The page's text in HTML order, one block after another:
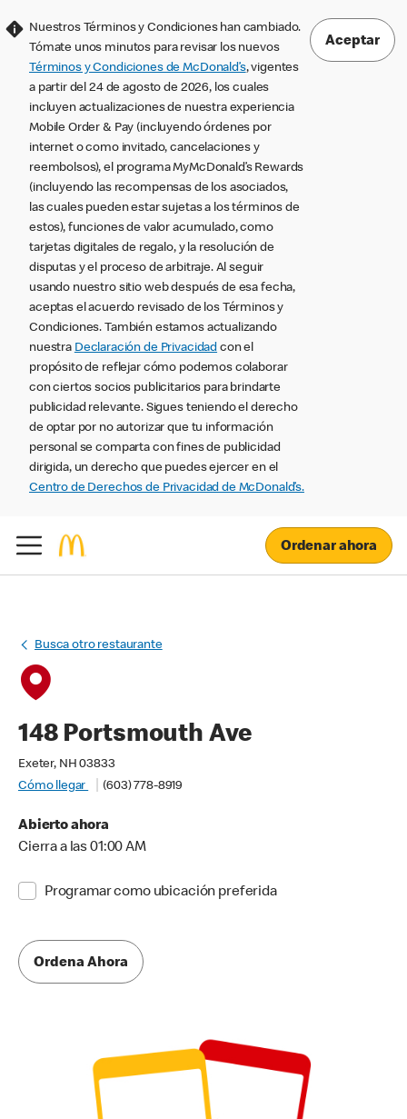
Nuestros Términos y Condiciones han cambiado.
Tómate unos minutos para revisar los nuevos
Términos y Condiciones de McDonald’s, vigentes
a partir del 24 de agosto de 2026, los cuales
incluyen actualizaciones de nuestra experiencia
Mobile Order & Pay (incluyendo órdenes por
internet o como invitado, cancelaciones y
reembolsos), el programa MyMcDonald’s Rewards
(incluyendo las recompensas de los asociados,
las cuales pueden estar sujetas a los términos de
estos), funciones de valor acumulado, como
tarjetas digitales de regalo, y la resolución de
disputas y el proceso de arbitraje. Al seguir
usando nuestro sitio web después de esa fecha,
aceptas el acuerdo revisado de los Términos y
Condiciones. También estamos actualizando
nuestra Declaración de Privacidad con el
propósito de reflejar cómo podemos colaborar
con ciertos socios publicitarios para brindarte
publicidad relevante. Sigues teniendo el derecho
de optar por no autorizar que tu información
personal se comparta con fines de publicidad
dirigida, un derecho que puedes ejercer en el
Centro de Derechos de Privacidad de McDonald’s.
Aceptar
Ordenar ahora
Busca otro restaurante
148 Portsmouth Ave
Exeter, NH 03833
Cómo llegar
(603) 778-8919
Abierto ahora
Cierra a las 01:00 AM
Programar como ubicación preferida
Ordena Ahora